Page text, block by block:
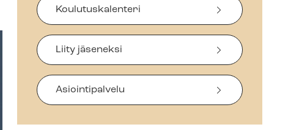
Koulutuskalenteri
Liity jäseneksi
Asiointipalvelu